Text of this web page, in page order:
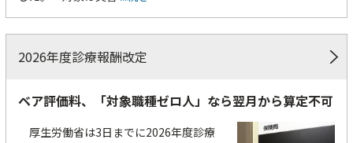
2026年度診療報酬改定
ベア評価料、「対象職種ゼロ人」なら翌月から算定不可
厚生労働省は3日までに2026年度診療